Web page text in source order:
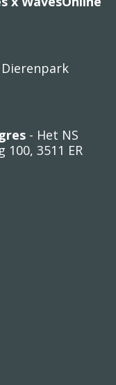
- Het NS
3511 ER